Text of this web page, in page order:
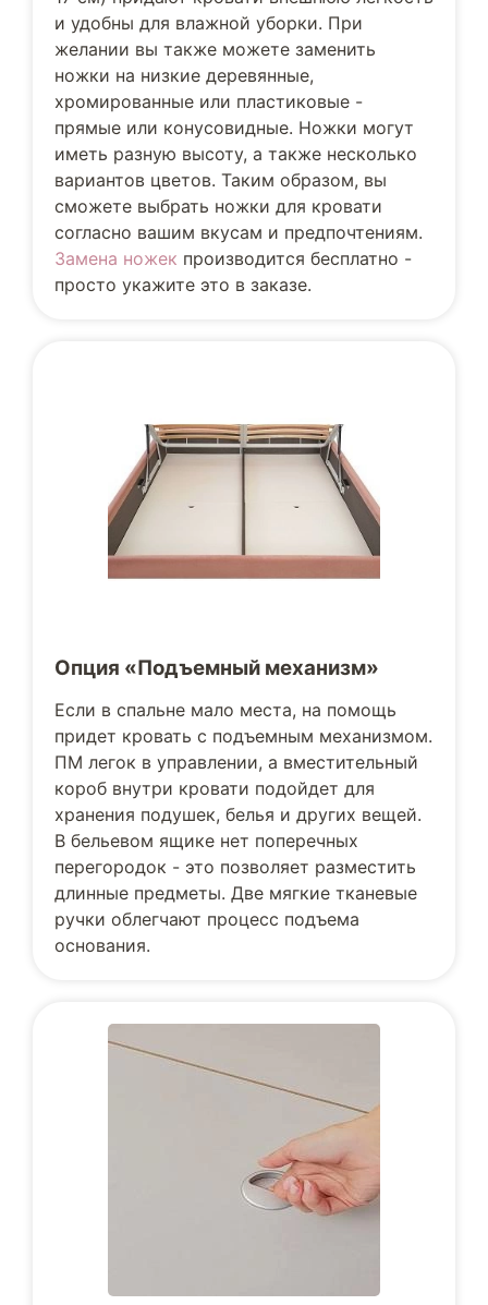
и удобны для влажной уборки. При
желании вы также можете заменить
ножки на низкие деревянные,
хромированные или пластиковые -
прямые или конусовидные. Ножки могут
иметь разную высоту, а также несколько
вариантов цветов. Таким образом, вы
сможете выбрать ножки для кровати
согласно вашим вкусам и предпочтениям.
Замена ножек производится бесплатно -
просто укажите это в заказе.
Опция «Подъемный механизм»
Если в спальне мало места, на помощь
придет кровать с подъемным механизмом.
ПМ легок в управлении, а вместительный
короб внутри кровати подойдет для
хранения подушек, белья и других вещей.
В бельевом ящике нет поперечных
перегородок - это позволяет разместить
длинные предметы. Две мягкие тканевые
ручки облегчают процесс подъема
основания.